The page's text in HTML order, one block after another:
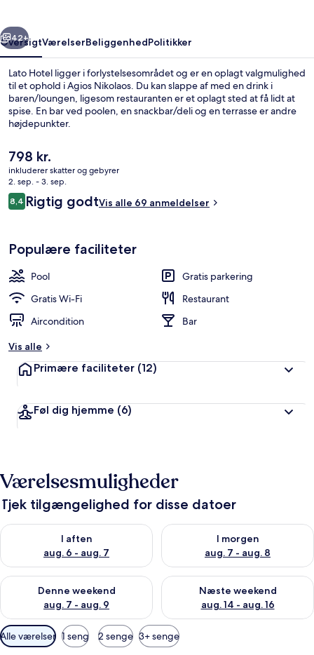
Næste
42+
OversigtVærelserBeliggenhedPolitikker
Lato Hotel ligger i forlystelsesområdet og er en oplagt valgmulighed
til et ophold i Agios Nikolaos. Du kan slappe af med en drink i
baren/loungen, ligesom restauranten er et oplagt sted at få lidt at
spise. En bar ved poolen, en snackbar/deli og en terrasse er andre
højdepunkter.
Den
nuværende
pris
er
798 kr.
798 kr.
inkluderer skatter og gebyrer
2. sep. - 3. sep.
Anmeldelser
8,48,4 ud af 10.
Rigtig godtVis alle 69 anmeldelser
Populære faciliteter
Pool
Gratis parkering
Gratis Wi-Fi
Restaurant
Aircondition
Bar
Vis alle
Primære faciliteter (12)
Føl dig hjemme (6)
Værelsesmuligheder
Tjek tilgængelighed for disse datoer
I aften
aug. 6 - aug. 7
Tjek tilgængelighed for i aften aug. 6 - aug. 7
I morgen
aug. 7 - aug. 8
Tjek tilgængelighed for i
Denne weekend
aug. 7 - aug. 9
Tjek tilgængelighed for denne weekend aug. 7 - aug. 9
Næste weekend
aug. 14 - aug. 16
Tjek tilgængelighed for næste
Tilgængelige
filtre
Alle værelser 1 seng 2 senge 3+ senge